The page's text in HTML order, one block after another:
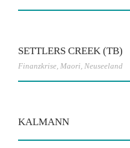
SETTLERS CREEK (TB)
Finanzkrise, Maori, Neuseeland
KALMANN